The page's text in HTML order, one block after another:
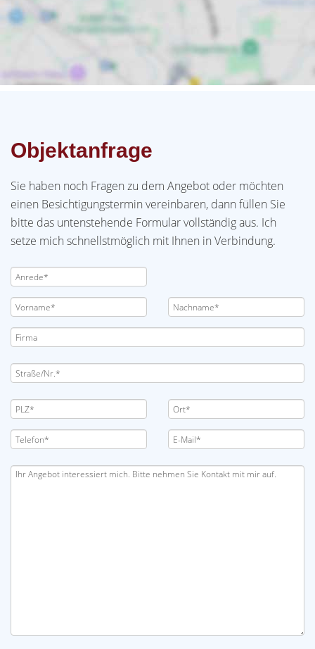
Objektanfrage
Sie haben noch Fragen zu dem Angebot oder möchten
einen Besichtigungstermin vereinbaren, dann füllen Sie
bitte das untenstehende Formular vollständig aus. Ich
setze mich schnellstmöglich mit Ihnen in Verbindung.